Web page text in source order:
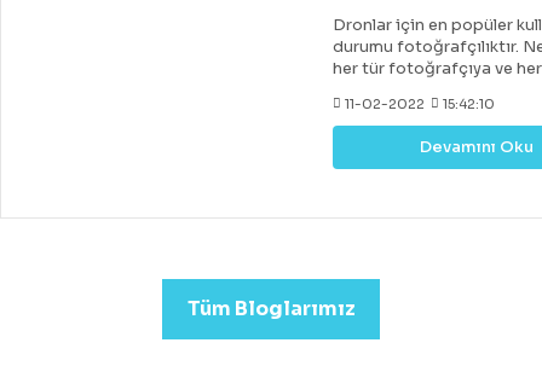
Dronlar için en popüler
durumu fotoğrafçılıktır.
her tür fotoğrafçıya ve
drone, DJI tarafından
diğer markalar tarafından
değerli rakipler de vardır.
drone almak mümkündür.
emlak)sektörleri için
Drone Fiyatları oldukça
Devamını Oku
11-02-2022 15:42:10
Tüm Bloglarımız